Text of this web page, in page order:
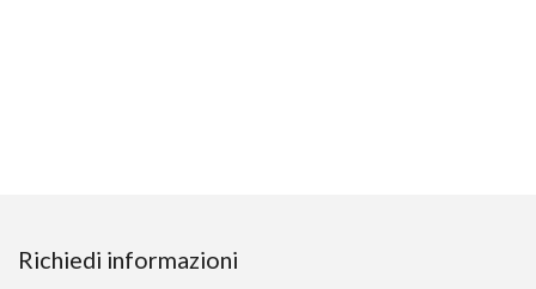
Richiedi informazioni